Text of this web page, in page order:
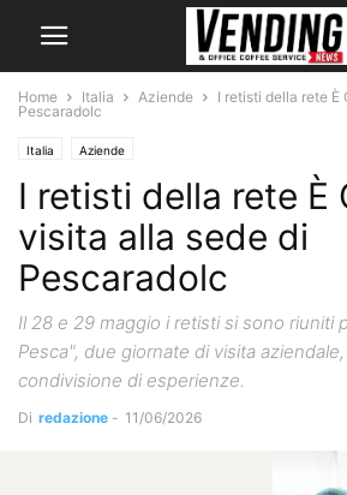
Home Italia Aziende
I retisti della rete È
Pescaradolc
Italia Aziende
I retisti della rete È
visita alla sede di
Pescaradolc
Il 28 e 29 maggio i retisti si sono riuniti
Pesca", due giornate di visita
condivisione di esperienze.
Di redazione - 11/06/2026